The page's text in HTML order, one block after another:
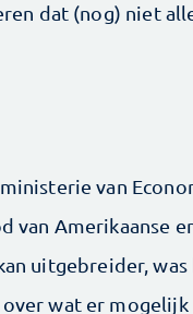
dat (nog) niet
van
van Amerikaanse
uitgebreider, was
wat er mogelijk